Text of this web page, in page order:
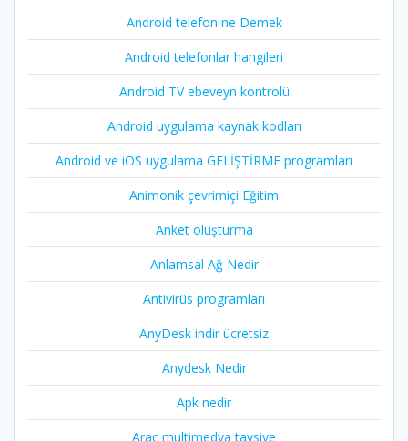
Android telefon ne Demek
Android telefonlar hangileri
Android TV ebeveyn kontrolü
Android uygulama kaynak kodları
Android ve iOS uygulama GELİŞTİRME programları
Animonik çevrimiçi Eğitim
Anket oluşturma
Anlamsal Ağ Nedir
Antivirüs programları
AnyDesk indir ücretsiz
Anydesk Nedir
Apk nedir
Araç multimedya tavsiye